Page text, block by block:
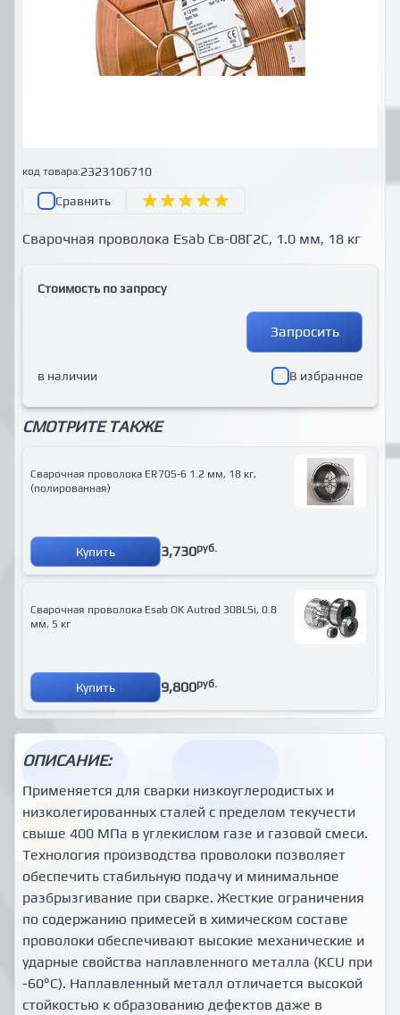
код товара:2323106710
Сравнить
Сварочная проволока Esab Св-08Г2С, 1.0 мм, 18 кг
Стоимость по запросу
Запросить
в наличии В избранное
СМОТРИТЕ ТАКЖЕ
Сварочная проволока ER70S-6 1.2 мм, 18 кг,
(полированная)
Купить 3,730руб.
Сварочная проволока Esab OK Autrod 308LSi, 0.8
мм, 5 кг
Купить 9,800руб.
ОПИСАНИЕ:
Применяется для сварки низкоуглеродистых и
низколегированных сталей с пределом текучести
свыше 400 МПа в углекислом газе и газовой смеси.
Технология производства проволоки позволяет
обеспечить стабильную подачу и минимальное
разбрызгивание при сварке. Жесткие ограничения
по содержанию примесей в химическом составе
проволоки обеспечивают высокие механические и
ударные свойства наплавленного металла (KCU при
-60°С). Наплавленный металл отличается высокой
стойкостью к образованию дефектов даже в